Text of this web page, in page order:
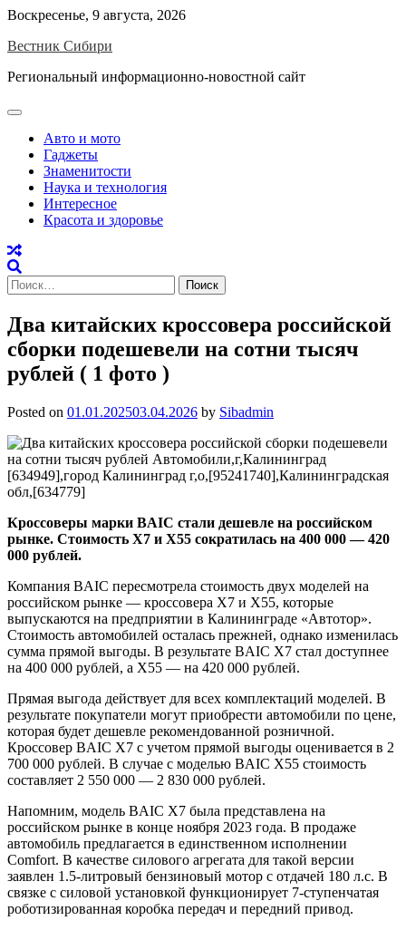
Skip
content
Воскресенье, 9 августа, 2026
Вестник Сибири
Региональный информационно-новостной сайт
Авто и мото
Гаджеты
Знаменитости
Наука и технология
Интересное
Красота и здоровье
Найти:
Два китайских кроссовера российской
сборки подешевели на сотни тысяч
рублей ( 1 фото )
Posted on 01.01.202503.04.2026 by Sibadmin
Кроссоверы марки BAIC стали дешевле на российском
рынке. Стоимость X7 и X55 сократилась на 400 000 — 420
000 рублей.
Компания BAIC пересмотрела стоимость двух моделей на
российском рынке — кроссовера X7 и X55, которые
выпускаются на предприятии в Калининграде «Автотор».
Стоимость автомобилей осталась прежней, однако изменилась
сумма прямой выгоды. В результате BAIC X7 стал доступнее
на 400 000 рублей, а X55 — на 420 000 рублей.
Прямая выгода действует для всех комплектаций моделей. В
результате покупатели могут приобрести автомобили по цене,
которая будет дешевле рекомендованной розничной.
Кроссовер BAIC X7 с учетом прямой выгоды оценивается в 2
700 000 рублей. В случае с моделью BAIC X55 стоимость
составляет 2 550 000 — 2 830 000 рублей.
Напомним, модель BAIC X7 была представлена на
российском рынке в конце ноября 2023 года. В продаже
автомобиль предлагается в единственном исполнении
Comfort. В качестве силового агрегата для такой версии
заявлен 1.5-литровый бензиновый мотор с отдачей 180 л.с. В
связке с силовой установкой функционирует 7-ступенчатая
роботизированная коробка передач и передний привод.